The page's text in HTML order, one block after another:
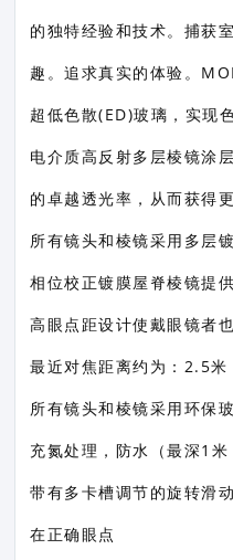
的独特经验和技术。捕获
趣。追求真实的体验。
超低色散(ED)玻璃，实现
电介质高反射多层棱镜涂
的卓越透光率，从而获得
所有镜头和棱镜采用多层
相位校正镀膜屋脊棱镜提
高眼点距设计使戴眼镜者
最近对焦距离约为：2.5米
所有镜头和棱镜采用环保
充氮处理，防水（最深1
带有多卡槽调节的旋转滑
在正确眼点